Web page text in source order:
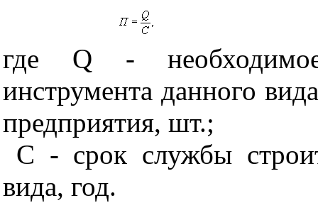
где Q - необходимое
инструмента данного
предприятия, шт.;
С - срок службы
вида, год.